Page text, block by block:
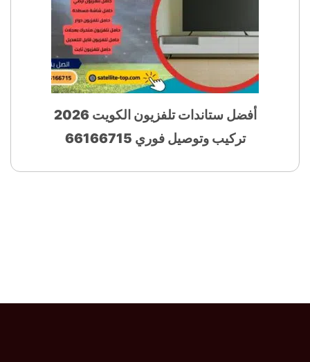
أفضل ستاندات تلفزيون الكويت 2026
تركيب وتوصيل فوري 66166715